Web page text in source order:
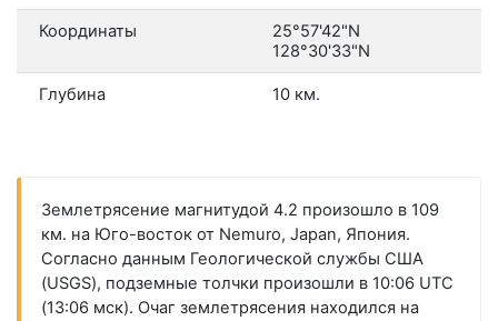
Координаты
25°57'42"N
128°30'33"N
Глубина 10 км.
Землетрясение магнитудой 4.2 произошло в 109
км. на Юго-восток от Nemuro, Japan, Япония.
Согласно данным Геологической службы США
(USGS), подземные толчки произошли в 10:06 UTC
(13:06 мск). Очаг землетрясения находился на